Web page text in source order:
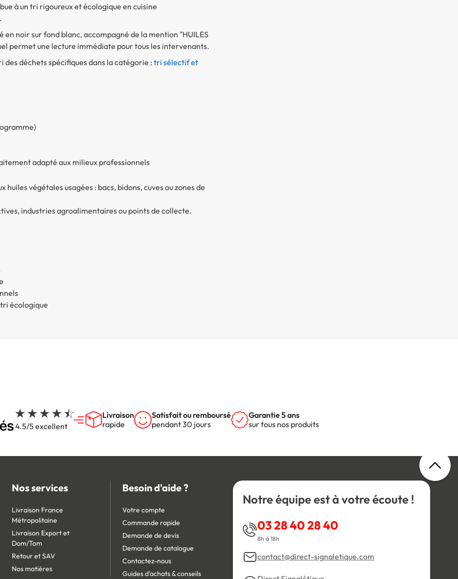
à un tri rigoureux et écologique en cuisine
noir sur fond blanc, accompagné de la mention "HUILES
permet une lecture immédiate pour tous les intervenants.
des déchets spécifiques dans la catégorie : tri sélectif et
adapté aux milieux professionnels
huiles végétales usagées : bacs, bidons, cuves ou zones de
industries agroalimentaires ou points de collecte.
écologique
4.5/5 excellent
Livraison
rapide
Satisfait ou remboursé
pendant 30 jours
Garantie 5 ans
sur tous nos produits
Nos services
Livraison France
Métropolitaine
Livraison Export et
Dom/Tom
Retour et SAV
Nos matières
Besoin d'aide ?
Votre compte
Commande rapide
Demande de devis
Demande de catalogue
Contactez-nous
Guides d'achats & conseils
Notre équipe est à votre écoute !
03 28 40 28 40
8h à 18h
contact@direct-signaletique.com